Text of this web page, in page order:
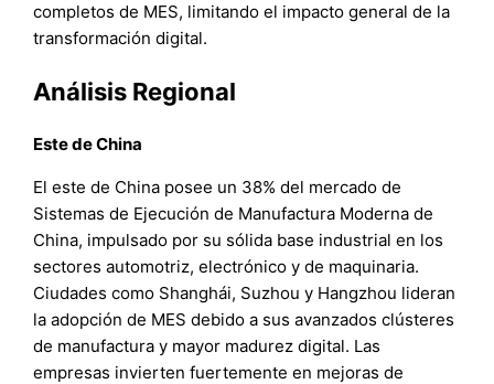
completos de MES, limitando el impacto general de la
transformación digital.
Análisis Regional
Este de China
El este de China posee un 38% del mercado de
Sistemas de Ejecución de Manufactura Moderna de
China, impulsado por su sólida base industrial en los
sectores automotriz, electrónico y de maquinaria.
Ciudades como Shanghái, Suzhou y Hangzhou lideran
la adopción de MES debido a sus avanzados clústeres
de manufactura y mayor madurez digital. Las
empresas invierten fuertemente en mejoras de